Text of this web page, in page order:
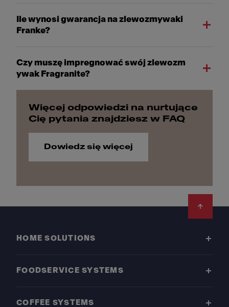
Ile wynosi gwarancja na zlewozmywaki
Franke?
Czy muszę impregnować swój zlewozm
ywak Fragranite?
Więcej odpowiedzi na nurtujące
Cię pytania znajdziesz w FAQ
Dowiedz się więcej
HOME SOLUTIONS
FOODSERVICE SYSTEMS
COFFEE SYSTEMS